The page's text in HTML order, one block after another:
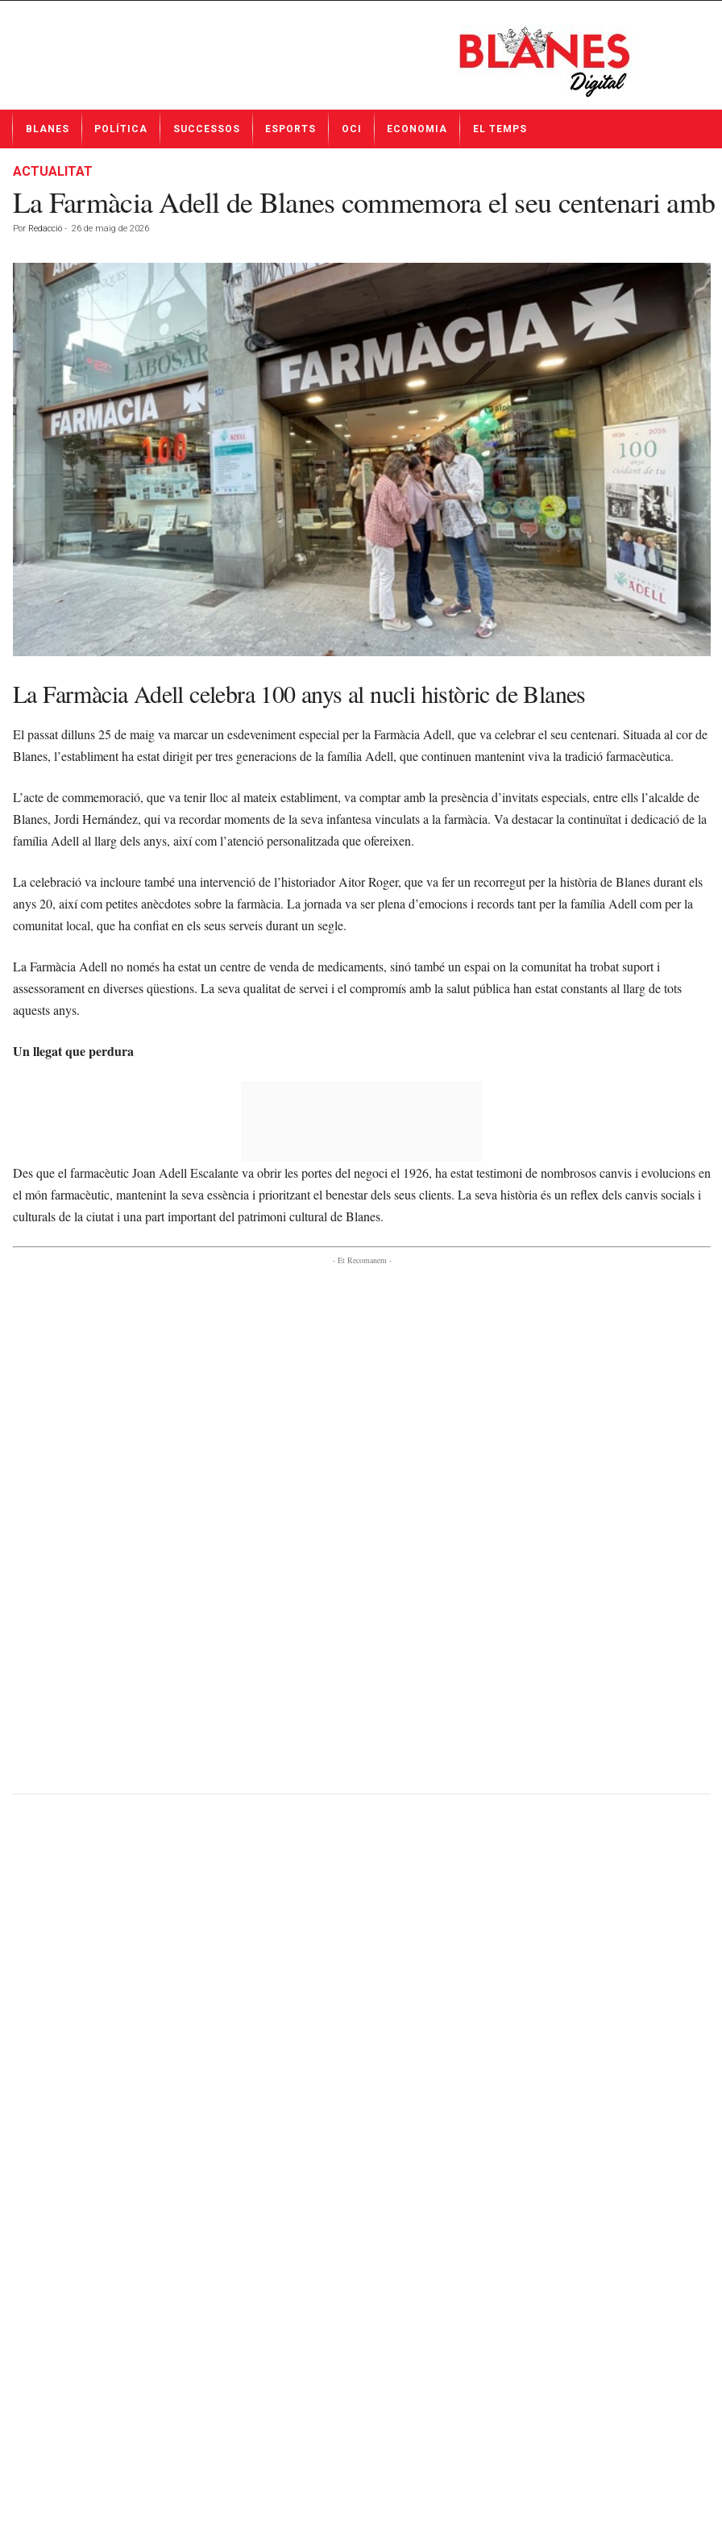
t
BLANES POLÍTICA SUCCESSOS ESPORTS OCI ECONOMIA EL TEMPS
ACTUALITAT
La Farmàcia Adell de Blanes commemora el seu centenari
Por Redacció - 26 de maig de 2026
La Farmàcia Adell celebra 100 anys al nucli històric de Blanes
El passat dilluns 25 de maig va marcar un esdeveniment especial per la Farmàcia Adell, que va celebrar el seu centenari. Situada al cor de
Blanes, l’establiment ha estat dirigit per tres generacions de la família Adell, que continuen mantenint viva la tradició farmacèutica.
L’acte de commemoració, que va tenir lloc al mateix establiment, va comptar amb la presència d’invitats especials, entre ells l’alcalde de
Blanes, Jordi Hernández, qui va recordar moments de la seva infantesa vinculats a la farmàcia. Va destacar la continuïtat i dedicació de la
família Adell al llarg dels anys, així com l’atenció personalitzada que ofereixen.
La celebració va incloure també una intervenció de l’historiador Aitor Roger, que va fer un recorregut per la història de Blanes durant els
anys 20, així com petites anècdotes sobre la farmàcia. La jornada va ser plena d’emocions i records tant per la família Adell com per la
comunitat local, que ha confiat en els seus serveis durant un segle.
La Farmàcia Adell no només ha estat un centre de venda de medicaments, sinó també un espai on la comunitat ha trobat suport i
assessorament en diverses qüestions. La seva qualitat de servei i el compromís amb la salut pública han estat constants al llarg de tots
aquests anys.
Un llegat que perdura
Des que el farmacèutic Joan Adell Escalante va obrir les portes del negoci el 1926, ha estat testimoni de nombrosos canvis i evolucions en
el món farmacèutic, mantenint la seva essència i prioritzant el benestar dels seus clients. La seva història és un reflex dels canvis socials i
culturals de la ciutat i una part important del patrimoni cultural de Blanes.
- Et Recomanem -